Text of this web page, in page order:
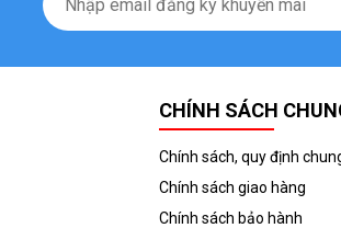
CHÍNH SÁCH
Chính sách, quy định
Chính sách giao hàng
Chính sách bảo hành